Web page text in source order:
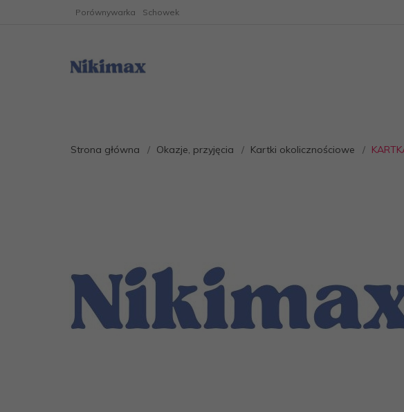
Porównywarka Schowek
Strona główna Okazje, przyjęcia Kartki okolicznościowe